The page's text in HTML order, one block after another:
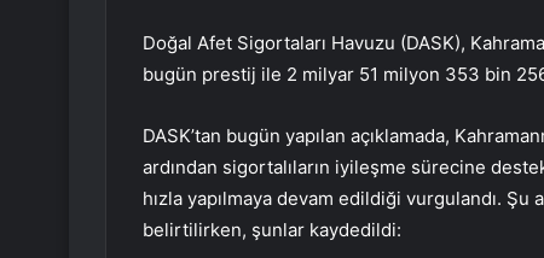
Doğal Afet Sigortaları Havuzu (DASK),
bugün prestij ile 2 milyar 51 milyon 353 bin
DASK’tan bugün yapılan açıklamada,
ardından sigortalıların iyileşme sürecine
hızla yapılmaya devam edildiği vurgulandı. Şu
belirtilirken, şunlar kaydedildi: